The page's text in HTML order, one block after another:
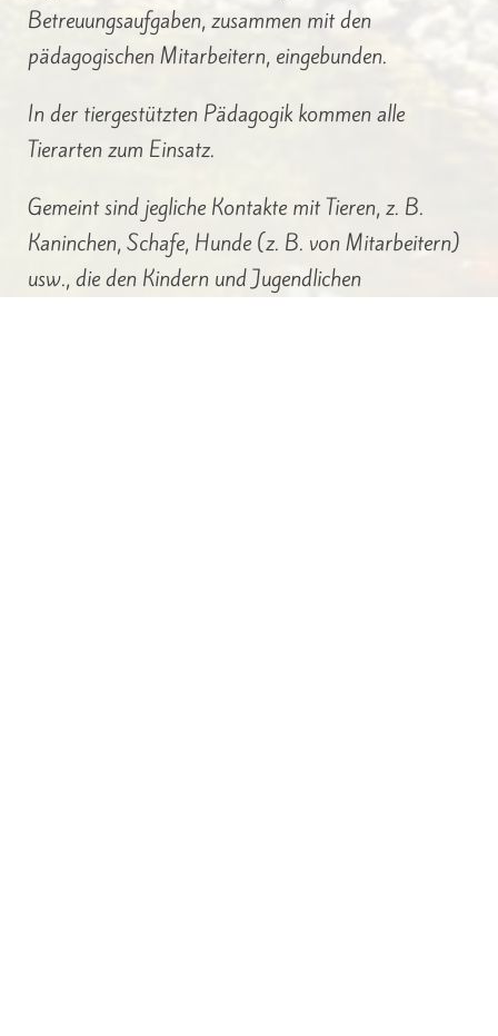
Betreuungsaufgaben, zusammen mit den
pädagogischen Mitarbeitern, eingebunden.
In der tiergestützten Pädagogik kommen alle
Tierarten zum Einsatz.
Gemeint sind jegliche Kontakte mit Tieren, z. B.
Kaninchen, Schafe, Hunde (z. B. von Mitarbeitern)
usw., die den Kindern und Jugendlichen